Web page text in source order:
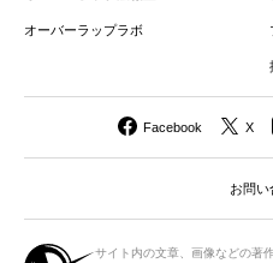
オーバーラップラボ
Facebook X
お問い
サイト内の文章、画像などの著